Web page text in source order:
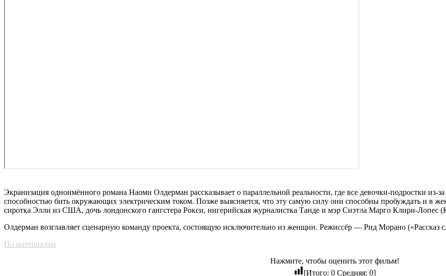
Экранизация одноимённого романа Наоми Олдерман рассказывает о параллельной реальности, где все девочки-подростки
способностью бить окружающих электрическим током. Позже выясняется, что эту самую силу они способны пробуждать и в
сиротка Элли из США, дочь лондонского гангстера Рокси, нигерийская журналистка Танде и мэр Сиэтла Марго Клири-Лопес
Олдерман возглавляет сценарную команду проекта, состоящую исключительно из женщин. Режиссёр — Рид Морано («Рассказ
По материалам
Нажмите, чтобы оценить этот фильм!
[Итого: 0Средняя: 0]